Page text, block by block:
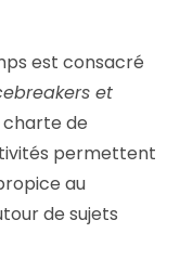
est consacré
et
charte de
permettent
au
de sujets